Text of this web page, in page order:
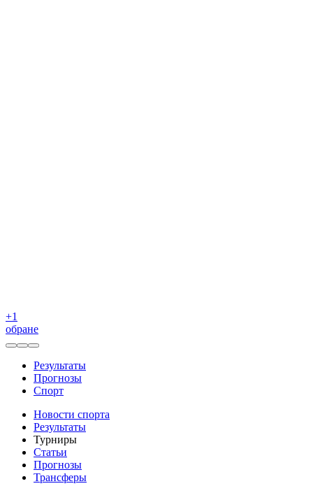
+1
обране
Результаты
Прогнозы
Спорт
Новости спорта
Результаты
Турниры
Статьи
Прогнозы
Трансферы